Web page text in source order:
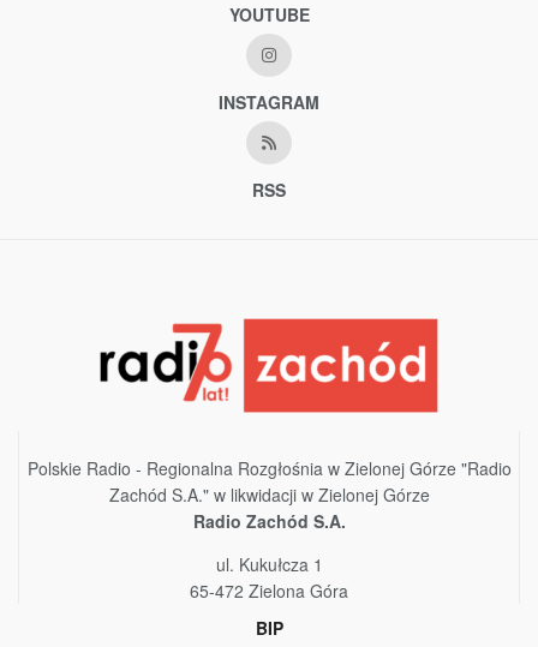
YOUTUBE
INSTAGRAM
RSS
Polskie Radio - Regionalna Rozgłośnia w Zielonej Górze "Radio
Zachód S.A." w likwidacji w Zielonej Górze
Radio Zachód S.A.
ul. Kukułcza 1
65-472 Zielona Góra
BIP